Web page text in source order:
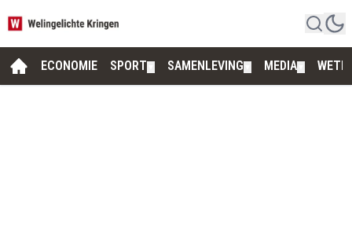
ECONOMIE SPORT SAMENLEVING MEDIA